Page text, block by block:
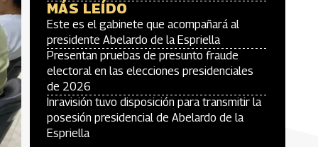
MÁS LEÍDO
Este es el gabinete que acompañará al
presidente Abelardo de la Espriella
Presentan pruebas de presunto fraude
electoral en las elecciones presidenciales
de 2026
Inravisión tuvo disposición para transmitir la
posesión presidencial de Abelardo de la
Espriella